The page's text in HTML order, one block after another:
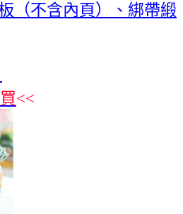
（不含內頁）、綁帶緞
<<